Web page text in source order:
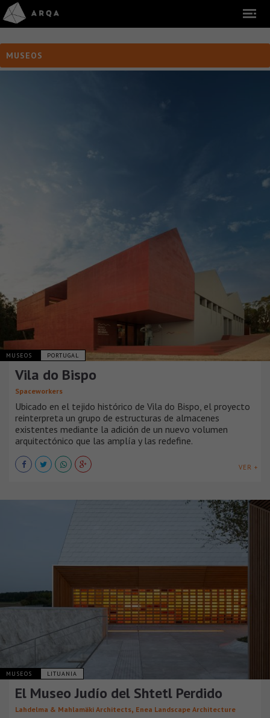
MUSEOS
MUSEOS PORTUGAL
Vila do Bispo
Spaceworkers
Ubicado en el tejido histórico de Vila do Bispo, el proyecto
reinterpreta un grupo de estructuras de almacenes
existentes mediante la adición de un nuevo volumen
arquitectónico que las amplía y las redefine.
VER +
MUSEOS LITUANIA
El Museo Judío del Shtetl Perdido
Lahdelma & Mahlamäki Architects, Enea Landscape Architecture